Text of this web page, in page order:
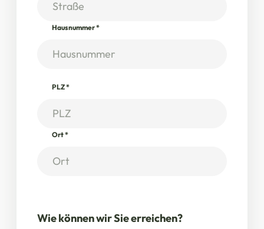
Hausnummer*
PLZ*
Ort*
Wie können wir Sie erreichen?